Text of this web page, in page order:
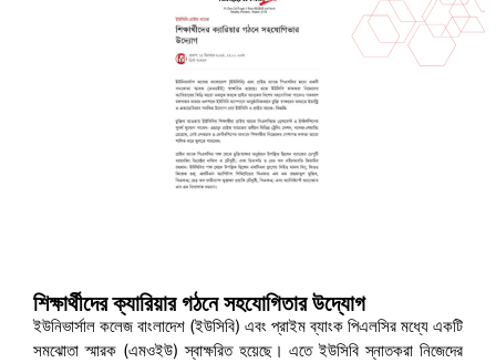
শিক্ষার্থীদের ক্যারিয়ার গঠনে সহযোগিতার উদ্যোগ
ইউনিভার্সাল কলেজ বাংলাদেশ (ইউসিবি) এবং প্রাইম ব্যাংক পিএলসির মধ্যে একটি
সমঝোতা স্মারক (এমওইউ) স্বাক্ষরিত হয়েছে। এতে ইউসিবি স্নাতকরা নিজেদের